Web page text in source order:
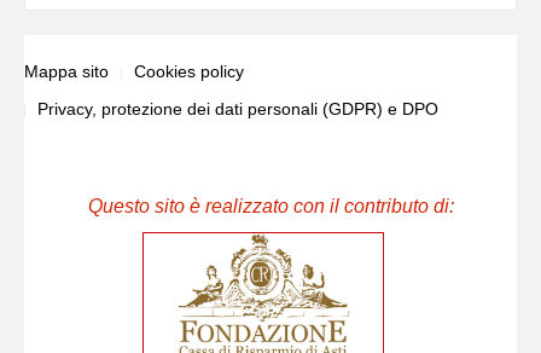
Mappa sito
Cookies policy
Privacy, protezione dei dati personali (GDPR) e DPO
Questo sito è realizzato con il contributo di: